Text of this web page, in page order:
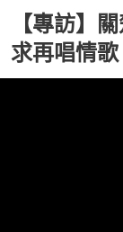
【專訪】
求再唱情